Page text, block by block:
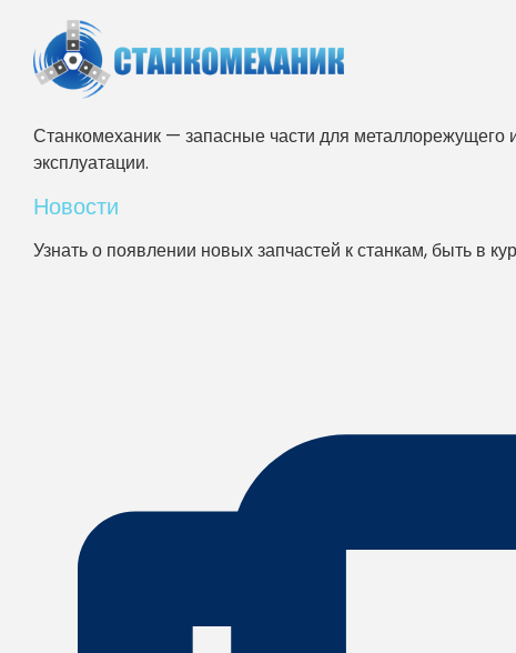
Станкомеханик — запасные части для
эксплуатации.
Новости
Узнать о появлении новых запчастей к станкам, быть в